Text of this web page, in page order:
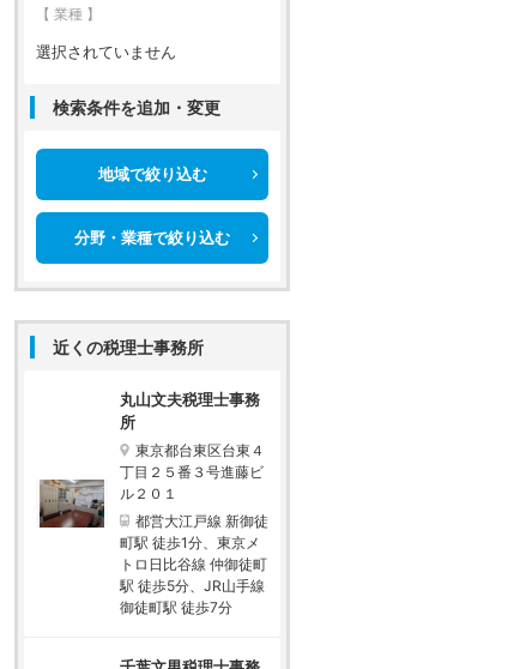
【 業種 】
選択されていません
検索条件を追加・変更
地域で絞り込む
分野・業種で絞り込む
近くの税理士事務所
丸山文夫税理士事務
所
東京都台東区台東４
丁目２５番３号進藤ビ
ル２０１
都営大江戸線 新御徒
町駅 徒歩1分、東京メ
トロ日比谷線 仲御徒町
駅 徒歩5分、JR山手線
御徒町駅 徒歩7分